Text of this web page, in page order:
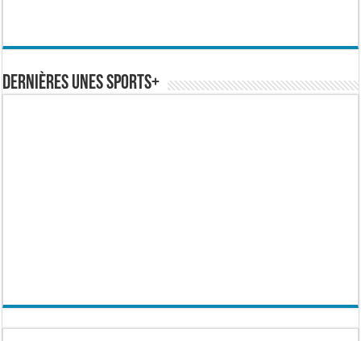
Dernières Unes Sports+